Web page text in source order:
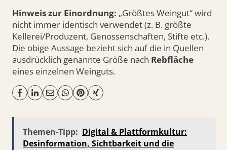
Hinweis zur Einordnung: „Größtes Weingut“ wird
nicht immer identisch verwendet (z. B. größte
Kellerei/Produzent, Genossenschaften, Stifte etc.).
Die obige Aussage bezieht sich auf die in Quellen
ausdrücklich genannte Größe nach Rebfläche
eines einzelnen Weinguts.
Themen-Tipp: Digital & Plattformkultur:
Desinformation, Sichtbarkeit und die